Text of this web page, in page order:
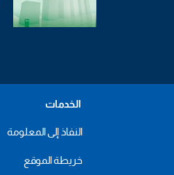
الخدمات
النفاذ إلى المعلومة
خريطة الموقع